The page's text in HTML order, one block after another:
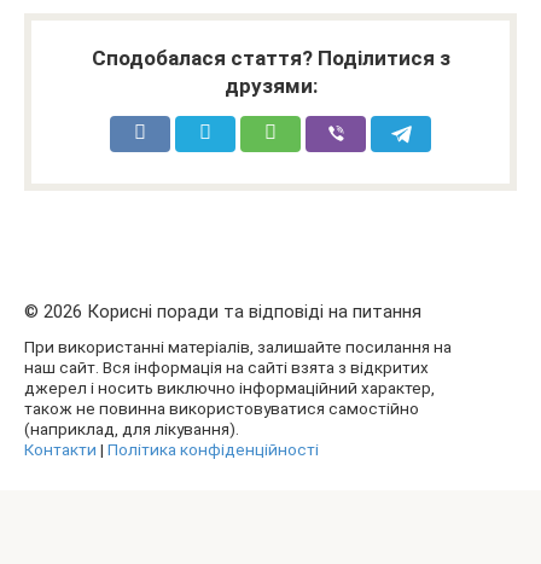
Сподобалася стаття? Поділитися з
друзями:
© 2026 Корисні поради та відповіді на питання
При використанні матеріалів, залишайте посилання на
наш сайт. Вся інформація на сайті взята з відкритих
джерел і носить виключно інформаційний характер,
також не повинна використовуватися самостійно
(наприклад, для лікування).
Контакти | Політика конфіденційності